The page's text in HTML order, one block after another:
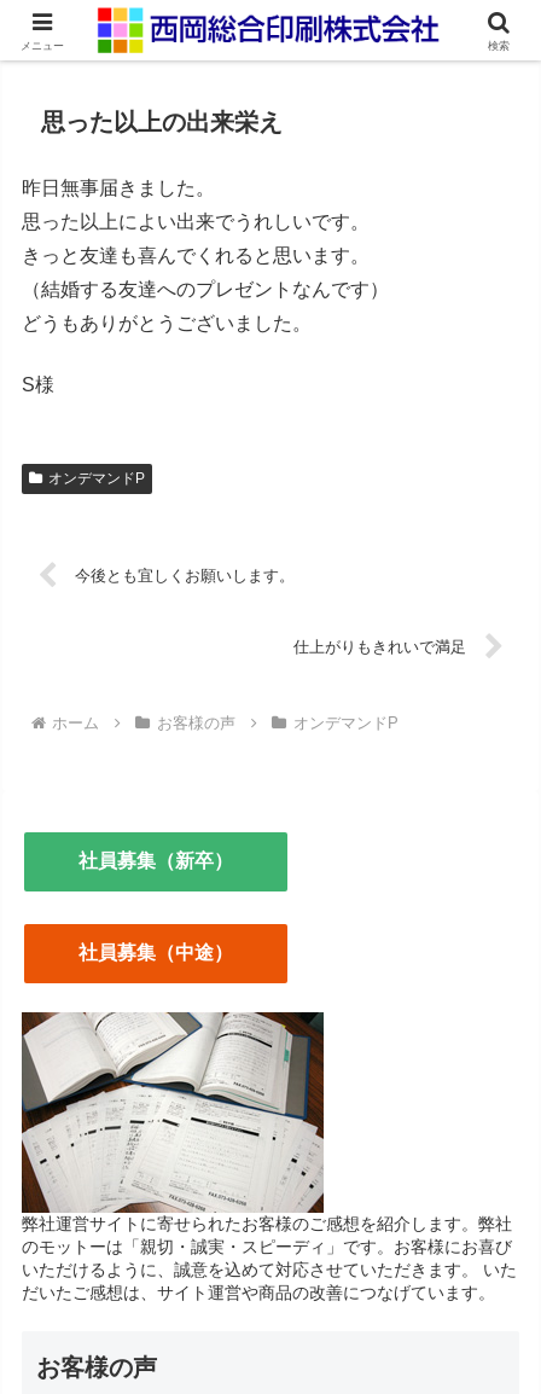
ネット印刷通販・オンデマンド印刷
思った以上の出来栄え
昨日無事届きました。
思った以上によい出来でうれしいです。
きっと友達も喜んでくれると思います。
（結婚する友達へのプレゼントなんです）
どうもありがとうございました。
S様
オンデマンドP
今後とも宜しくお願いします。
仕上がりもきれいで満足
ホーム お客様の声 オンデマンドP
社員募集（新卒）
社員募集（中途）
弊社運営サイトに寄せられたお客様のご感想を紹介します。弊社
のモットーは「親切・誠実・スピーディ」です。お客様にお喜び
いただけるように、誠意を込めて対応させていただきます。 いた
だいたご感想は、サイト運営や商品の改善につなげています。
お客様の声
メニュー 検索